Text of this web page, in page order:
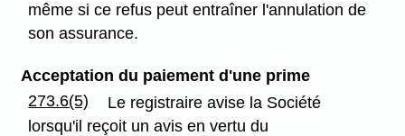
même si ce refus peut entraîner l'annulation de
son assurance.
Acceptation du paiement d'une prime
273.6(5)
Le registraire avise la Société
lorsqu'il reçoit un avis en vertu du